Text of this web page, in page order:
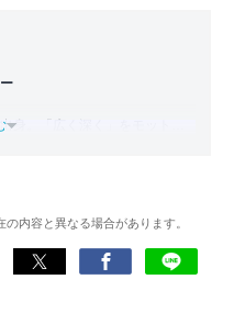
出身。「広く深く」をモットー
。ゲーム開発者を目指した経験
々に伝えるためゲームライタ
内容と異なる場合があります。